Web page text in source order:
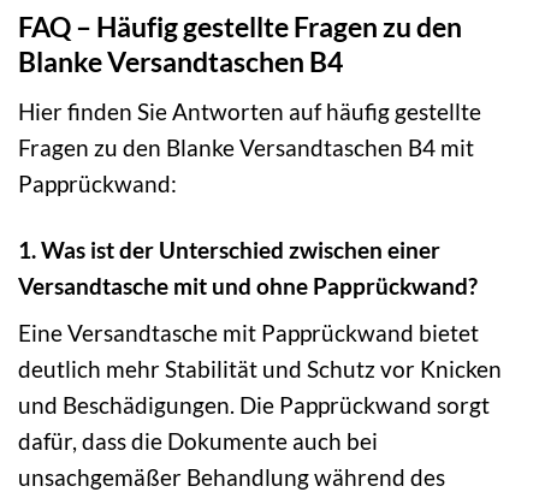
FAQ – Häufig gestellte Fragen zu den
Blanke Versandtaschen B4
Hier finden Sie Antworten auf häufig gestellte
Fragen zu den Blanke Versandtaschen B4 mit
Papprückwand:
1. Was ist der Unterschied zwischen einer
Versandtasche mit und ohne Papprückwand?
Eine Versandtasche mit Papprückwand bietet
deutlich mehr Stabilität und Schutz vor Knicken
und Beschädigungen. Die Papprückwand sorgt
dafür, dass die Dokumente auch bei
unsachgemäßer Behandlung während des